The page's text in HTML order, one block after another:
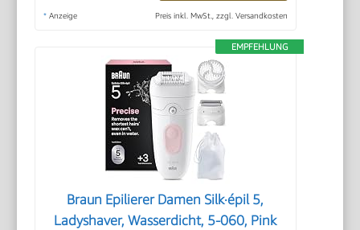
* Anzeige Preis inkl. MwSt., zzgl. Versandkosten
EMPFEHLUNG
Braun Epilierer Damen Silk·épil 5,
Ladyshaver, Wasserdicht, 5-060, Pink